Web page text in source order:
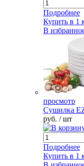
Подробнее
Купить в 1
В
просмотр
Сушилка
руб. / шт
Подробнее
Купить в 1